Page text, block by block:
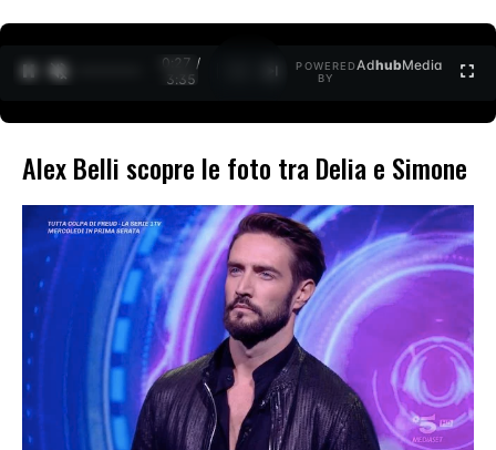
0:27 /
3:35
POWERED
BY
AdhubMedia
Alex Belli scopre le foto tra Delia e Simone